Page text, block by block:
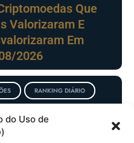
do Uso de
Que
Valorizaram E
Em
2026
RANKING DIÁRIO
Com Maiores
E Baixas No